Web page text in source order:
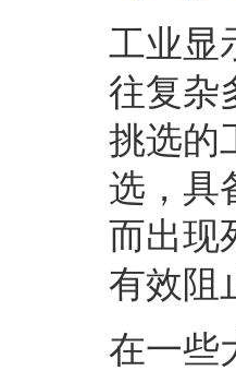
工业显
往复杂
挑选的
选，具
而出现
有效阻
在一些